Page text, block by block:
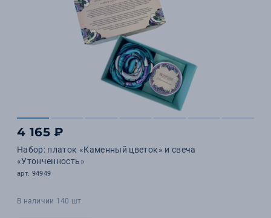
4 165 ₽
Набор: платок «Каменный цветок» и свеча
«Утонченность»
арт. 94949
В наличии 140 шт.